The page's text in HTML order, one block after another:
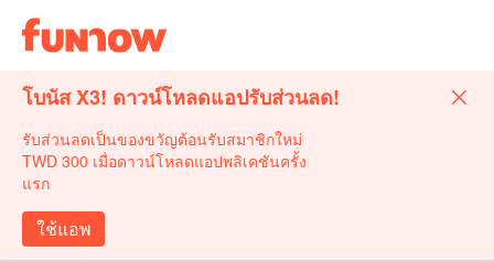
โบนัส X3! ดาวน์โหลดแอปรับส่วนลด!
รับส่วนลดเป็นของขวัญต้อนรับสมาชิกใหม่
TWD 300 เมื่อดาวน์โหลดแอปพลิเคชันครั้ง
แรก
ใช้แอพ